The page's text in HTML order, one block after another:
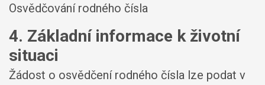
Osvědčování rodného čísla
4. Základní informace k životní
situaci
Žádost o osvědčení rodného čísla lze podat v